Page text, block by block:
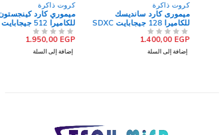
كروت ذاكرة
ميمورى كارد سانديسك
للكاميرا 128 جيجابايت SDXC
UHS-I Extreme Pro
1.400,00
إضافة إلى السلة
كروت ذاكرة
ميموري كارد كينجستون
للكاميرا 512 جيجابايت
Canvas Select Plus SDS2
Class 10 SDXC
1.950,00
إضافة إلى السلة